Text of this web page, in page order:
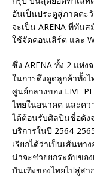
อันเป็นประตูสู่ภาคตะ
จะเป็น ARENA ที่ทัน
ใช้จัดคอนเสิร์ต และ
ซึ่ง ARENA ทั้ง 2 แห่ง
ในการดึงดูดลูกค้าทั้ง
ศูนย์กลางของ LIVE
ไทยในอนาคต และคว
ได้ต้อนรับศิลปินชื่อดัง
บริการในปี 2564-
เรียกได้ว่าเป็นเส้นท
น่าจะช่วยยกระดับของ
บันเทิงของไทยไปสู่สา